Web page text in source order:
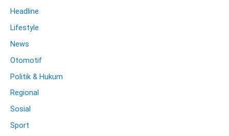
Headline
Lifestyle
News
Otomotif
Politik & Hukum
Regional
Sosial
Sport